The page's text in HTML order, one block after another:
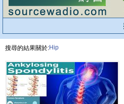
搜尋的結果關於:Hip